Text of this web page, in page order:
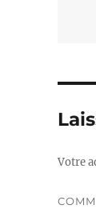
Votre